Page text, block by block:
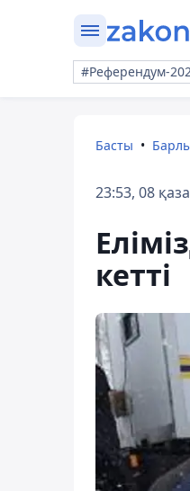
#Референдум-
Басты
23:53, 08
кетті